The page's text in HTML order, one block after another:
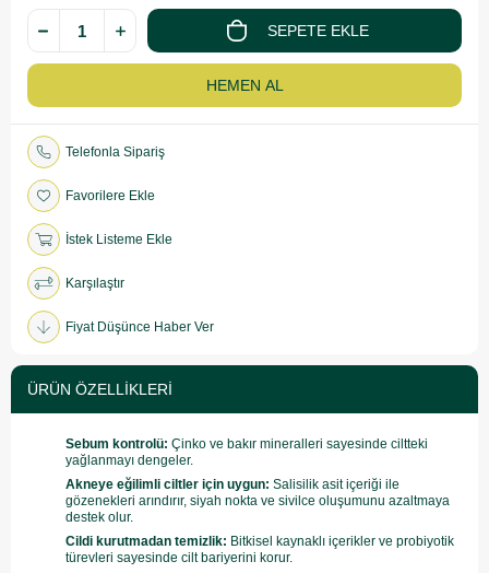
Telefonla Sipariş
Favorilere Ekle
İstek Listeme Ekle
Karşılaştır
Fiyat Düşünce Haber Ver
ÜRÜN ÖZELLIKLERI
Sebum kontrolü: Çinko ve bakır mineralleri sayesinde ciltteki
yağlanmayı dengeler.
Akneye eğilimli ciltler için uygun: Salisilik asit içeriği ile
gözenekleri arındırır, siyah nokta ve sivilce oluşumunu azaltmaya
destek olur.
Cildi kurutmadan temizlik: Bitkisel kaynaklı içerikler ve probiyotik
türevleri sayesinde cilt bariyerini korur.